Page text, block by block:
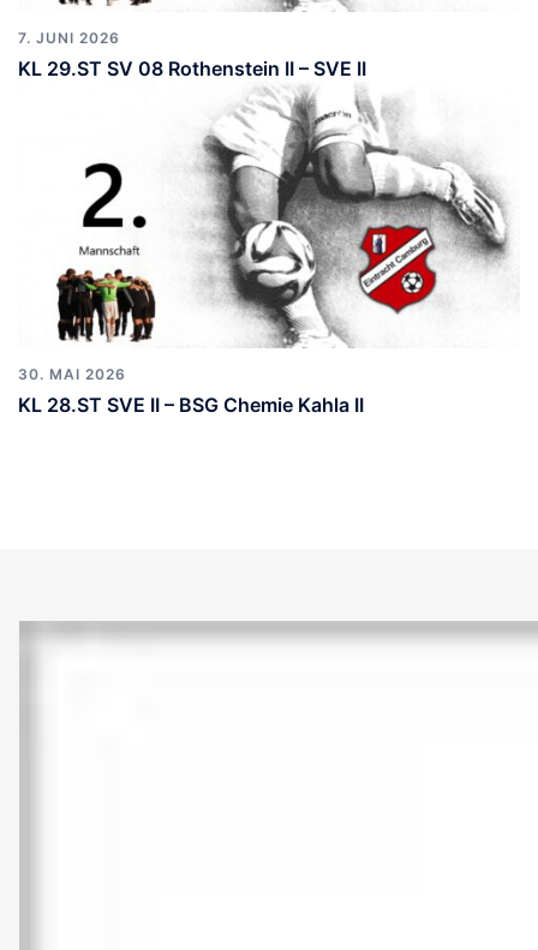
7. JUNI 2026
KL 29.ST SV 08 Rothenstein II – SVE II
30. MAI 2026
KL 28.ST SVE II – BSG Chemie Kahla II